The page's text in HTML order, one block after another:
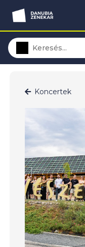
Koncertek